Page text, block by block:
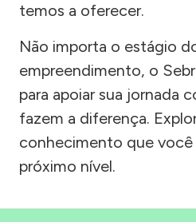
temos a oferecer.
Não importa o estágio
empreendimento, o
para apoiar sua jornada
fazem a diferença.
conhecimento que você
próximo nível.